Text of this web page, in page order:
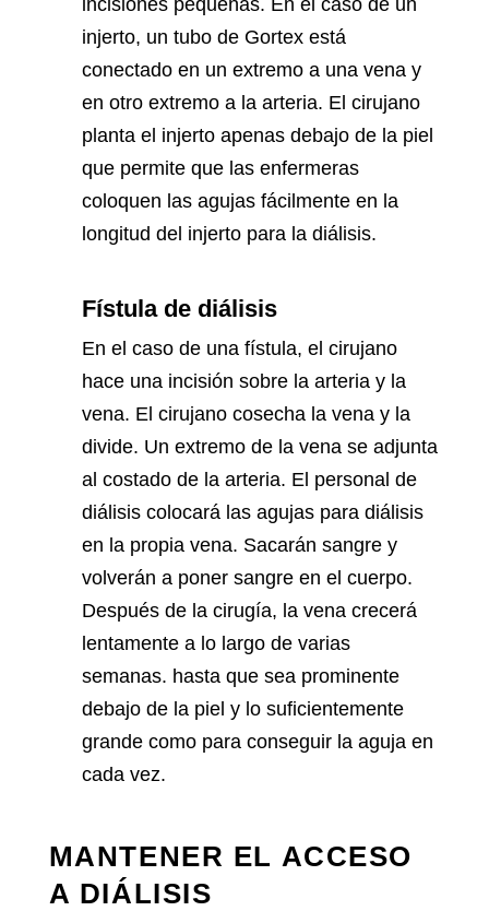
incisiones pequeñas. En el caso de un
injerto, un tubo de Gortex está
conectado en un extremo a una vena y
en otro extremo a la arteria. El cirujano
planta el injerto apenas debajo de la piel
que permite que las enfermeras
coloquen las agujas fácilmente en la
longitud del injerto para la diálisis.
Fístula de diálisis
En el caso de una fístula, el cirujano
hace una incisión sobre la arteria y la
vena. El cirujano cosecha la vena y la
divide. Un extremo de la vena se adjunta
al costado de la arteria. El personal de
diálisis colocará las agujas para diálisis
en la propia vena. Sacarán sangre y
volverán a poner sangre en el cuerpo.
Después de la cirugía, la vena crecerá
lentamente a lo largo de varias
semanas. hasta que sea prominente
debajo de la piel y lo suficientemente
grande como para conseguir la aguja en
cada vez.
MANTENER EL ACCESO
A DIÁLISIS